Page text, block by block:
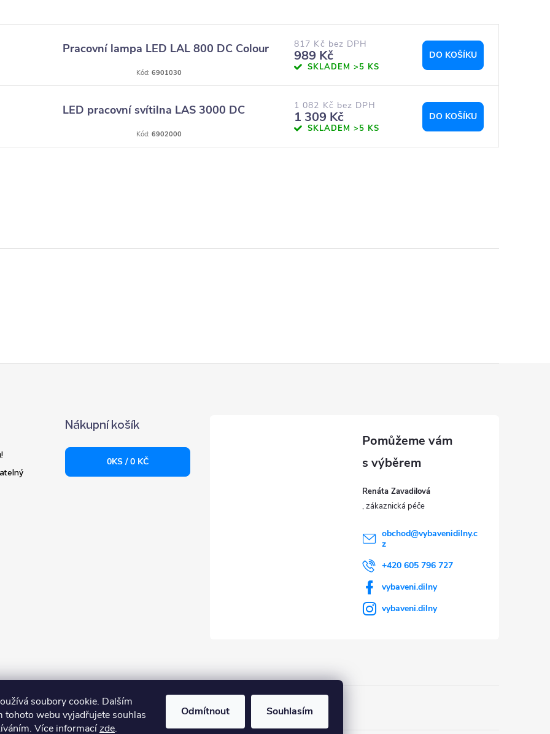
soubory cookie. Dalším
tohoto webu vyjadřujete souhlas
Více informacízde.
Odmítnout Souhlasím
Pracovní lampa LED LAL 800 DC Colour 817 Kč bez DPH
989 Kč
SKLADEM>5 KS
DO KOŠÍKU
Kód: 6901030
LED pracovní svítilna LAS 3000 DC 1 082 Kč bez DPH
1 309 Kč
SKLADEM>5 KS
DO KOŠÍKU
Kód: 6902000
Nákupní košík
0KS /0 KČ
Renáta Zavadilová
obchod@vybavenidilny.c
z
+420 605 796 727
vybaveni.dilny
vybaveni.dilny